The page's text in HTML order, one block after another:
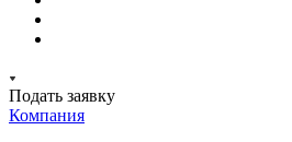
Подать заявку
Компания